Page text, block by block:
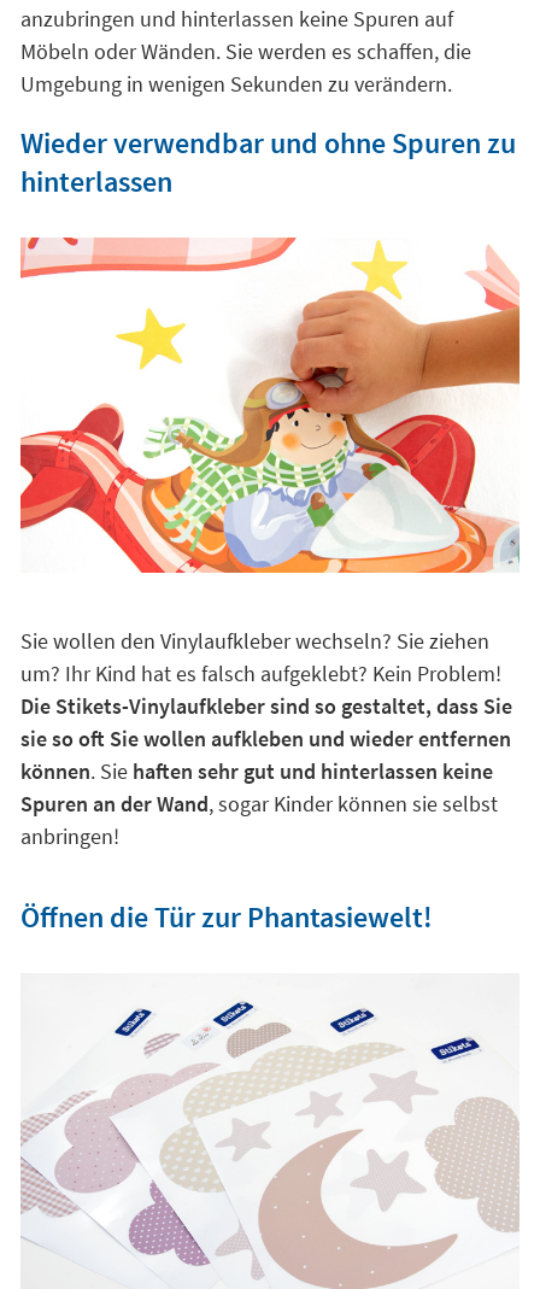
anzubringen und hinterlassen keine Spuren auf
Möbeln oder Wänden. Sie werden es schaffen, die
Umgebung in wenigen Sekunden zu verändern.
Wieder verwendbar und ohne Spuren zu
hinterlassen
Sie wollen den Vinylaufkleber wechseln? Sie ziehen
um? Ihr Kind hat es falsch aufgeklebt? Kein Problem!
Die Stikets-Vinylaufkleber sind so gestaltet, dass Sie
sie so oft Sie wollen aufkleben und wieder entfernen
können. Sie haften sehr gut und hinterlassen keine
Spuren an der Wand, sogar Kinder können sie selbst
anbringen!
Öffnen die Tür zur Phantasiewelt!